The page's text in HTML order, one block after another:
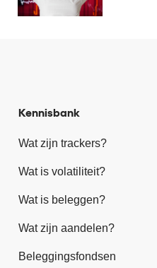
Kennisbank
Wat zijn trackers?
Wat is volatiliteit?
Wat is beleggen?
Wat zijn aandelen?
Beleggingsfondsen